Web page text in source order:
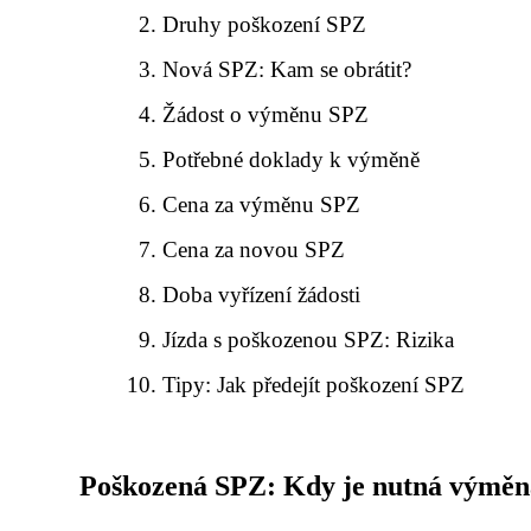
Druhy poškození SPZ
Nová SPZ: Kam se obrátit?
Žádost o výměnu SPZ
Potřebné doklady k výměně
Cena za výměnu SPZ
Cena za novou SPZ
Doba vyřízení žádosti
Jízda s poškozenou SPZ: Rizika
Tipy: Jak předejít poškození SPZ
Poškozená SPZ: Kdy je nutná